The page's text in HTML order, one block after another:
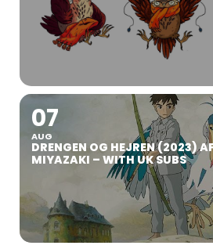
07
AUG
DRENGEN OG HEJREN (2023)
MIYAZAKI – WITH UK SUBS